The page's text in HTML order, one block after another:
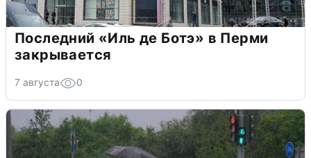
Последний «Иль де Ботэ» в Перми
закрывается
7 августа 0